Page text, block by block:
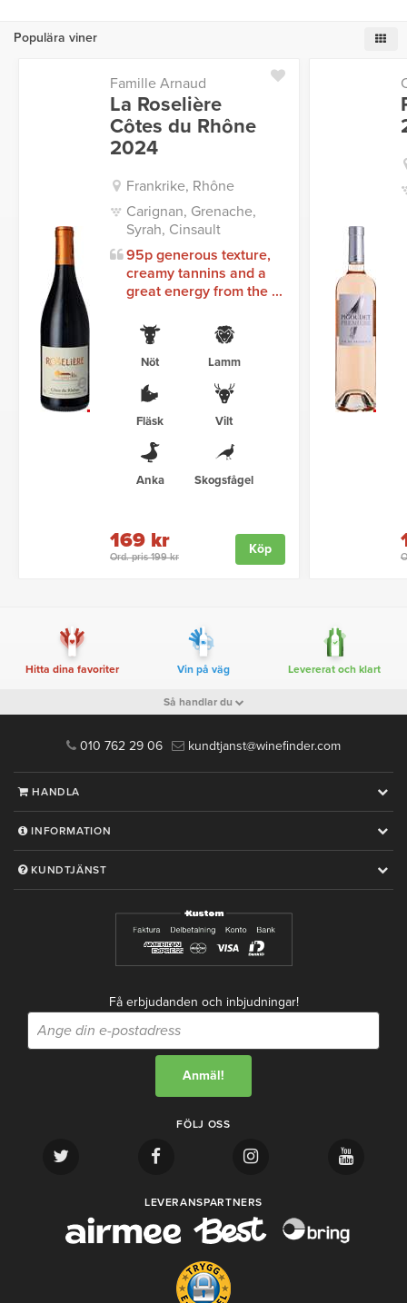
Populära viner
Famille Arnaud
La Roselière
Côtes du Rhône
2024
Frankrike, Rhône
Carignan, Grenache,
Syrah, Cinsault
95p generous texture,
creamy tannins and a
great energy from the ...
Nöt Lamm
Fläsk Vilt
Anka Skogsfågel
Ord. pris 199 kr
169 kr Köp
Hitta dina favoriter Vin på väg Levererat och klart
Så handlar du
010 762 29 06 kundtjanst@winefinder.com
HANDLA
INFORMATION
KUNDTJÄNST
Få erbjudanden och inbjudningar!
FÖLJ OSS
LEVERANSPARTNERS